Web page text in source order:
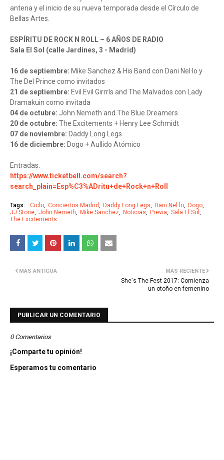
antena y el inicio de su nueva temporada desde el Círculo de
Bellas Artes.
ESPÍRITU DE ROCK N ROLL – 6 AÑOS DE RADIO
Sala El Sol (calle Jardines, 3 - Madrid)
16 de septiembre: Mike Sanchez & His Band con Dani Nel·lo y
The Del Prince como invitados
21 de septiembre: Evil Evil Girrrls and The Malvados con Lady
Dramakuin como invitada
04 de octubre: John Nemeth and The Blue Dreamers
20 de octubre: The Excitements + Henry Lee Schmidt
07 de noviembre: Daddy Long Legs
16 de diciembre: Dogo + Aullido Atómico
Entradas:
https://www.ticketbell.com/search?
search_plain=Esp%C3%ADritu+de+Rock+n+Roll
Tags: Ciclo Conciertos Madrid Daddy Long Legs Dani Nel.lo
Dogo
JJ Stone John Nemeth Mike Sanchez Noticias Previa
Sala El Sol
The Excitements
MÁS RECIENTE
She's The Fest 2017: Comienza
un otoño en femenino
MÁS ANTIGUA
PUBLICAR UN COMENTARIO
0 Comentarios
¡Comparte tu opinión!
Esperamos tu comentario